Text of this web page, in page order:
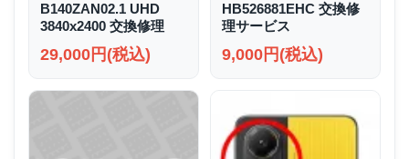
B140ZAN02.1 UHD
3840x2400 交換修理
29,000円(税込)
HB526881EHC 交換修
理サービス
9,000円(税込)